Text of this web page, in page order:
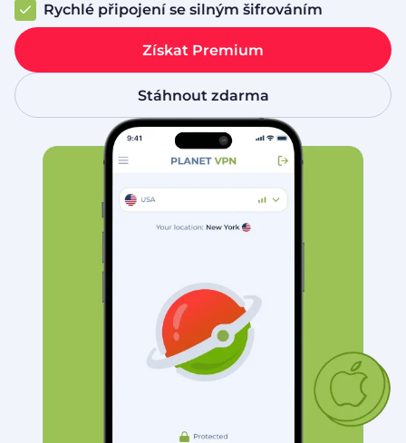
Rychlé připojení se silným šifrováním
Získat Premium
Stáhnout zdarma